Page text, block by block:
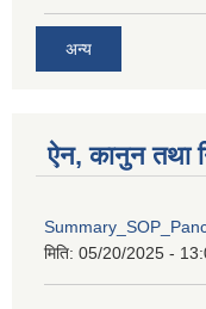
अन्य
ऐन, कानुन तथा
मिति: 05/20/2025 -